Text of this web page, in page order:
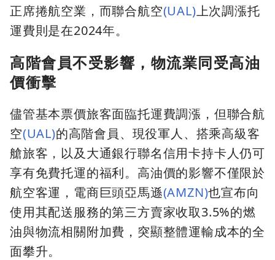
正席捲航空業，而聯合航空(UAL)上次調漲托
運費則是在2024年。
高階會員不受影響，物流業同受高油
價衝擊
儘管基本票價旅客面臨托運費調漲，但聯合航
空(UAL)的高階會員、現役軍人、搭乘高級客
艙旅客，以及大通銀行聯名信用卡持卡人仍可
享有免費托運的福利。高油價的影響不僅限於
航空客運，電商巨頭亞馬遜(AMZN)也宣布向
使用其配送服務的第三方賣家收取3.5%的燃
油與物流相關附加費，突顯整體運輸成本的全
面攀升。